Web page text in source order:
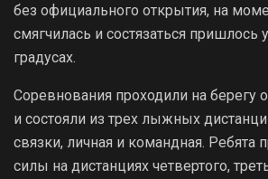
без официального открытия, на
смягчилась и состязаться пришлось
градусах.
Соревнования проходили на берегу
и состояли из трех лыжных
связки, личная и командная. Ребята
силы на дистанциях четвертого,